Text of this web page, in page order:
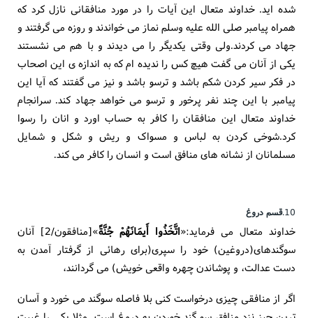
شده اید. خداوند متعال این آیات را در مورد منافقانی نازل کرد که
همراه پیامبر صلی الله علیه وسلم نماز می خواندند و روزه می گرفتند و
جهاد می کردند.ولی وقتی یکدیگر را می دیدند و با هم می نشستند
یکی از آنان می گفت هیچ کس را ندیده ام که به اندازه ی این اصحاب
در فکر سیر کردن شکم باشد و ترسو باشد و نیز می گفتند که آیا این
پیامبر با این چند نفر پرخور و ترسو می خواهد جهاد کند. سرانجام
خداوند متعال این منافقان را کافر به حساب اورد و انان را رسوا
کرد.شوخی کردن به لباس و مسواک و ریش و شکل و شمایل
مسلمانان از نشانه های منافق است و انسان را کافر می کند.
10. قسم دروغ
خداوند متعال می فرماید:«اتَّخَذُوا أَیمَانَهُمْ جُنَّةً
»[منافقون/2] آنان
سوگندهای(دروغین) خود را سپری(برای رهائی از گرفتار آمدن به
دست عدالت، و پوشاندن چهره واقعی خویش) می گردانند،
اگر از منافقی چیزی درخواست کنی بلا فاصله سوگند می خورد و آسان